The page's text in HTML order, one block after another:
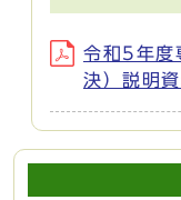
令和5年度
決）説明